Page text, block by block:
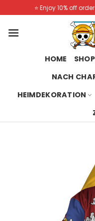
to
content
⭐️ Enjoy 10% off
HOME SHOP
NACH
HEIMDEKORATION